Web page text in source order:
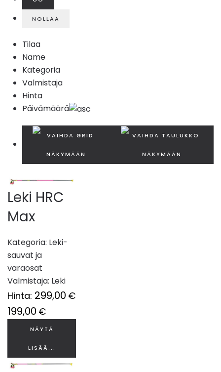
Tilaa
Name
Kategoria
Valmistaja
Hinta
Päivämäärä
Leki HRC
Max
Kategoria: Leki-
sauvat ja
varaosat
Valmistaja: Leki
Hinta: 299,00 €
199,00 €
NÄYTÄ
LISÄÄ...